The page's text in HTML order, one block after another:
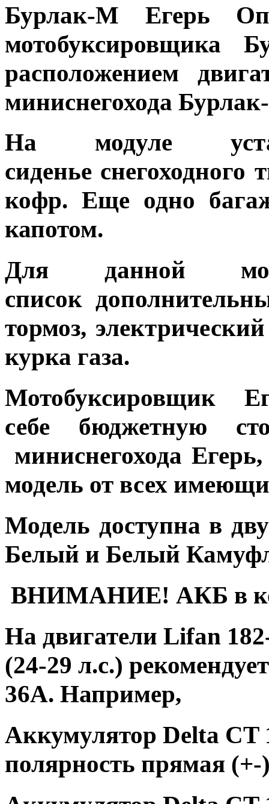
Бурлак-М Егерь
расположением
миниснегохода
На модуле
сиденье снегоходного
кофр. Еще одно
капотом.
Для данной
список
тормоз,
курка газа.
себе бюджетную
миниснегохода
модель от всех
Модель доступна в
Белый и Белый
ВНИМАНИЕ! АКБ в
На двигатели Lifan
(24-29 л.с.)
36А. Например,
Аккумулятор Delta CT
полярность прямая